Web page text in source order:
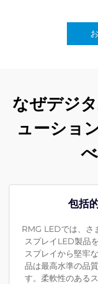
なぜデジ
ューショ
包括
RMG LEDでは、さ
スプレイLED製品
スプレイから堅牢
品は最高水準の品
す。柔軟性のある